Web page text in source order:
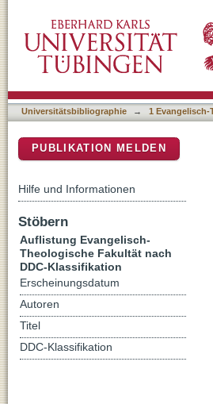
Universitätsbibliographie → 1
PUBLIKATION MELDEN
Hilfe und Informationen
Stöbern
Auflistung Evangelisch-
Theologische Fakultät nach
DDC-Klassifikation
Erscheinungsdatum
Autoren
Titel
DDC-Klassifikation